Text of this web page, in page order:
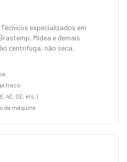
especializados em
Midea e demais
centrifuga, não seca,
fraco
4E, SE, etc.)
da máquina